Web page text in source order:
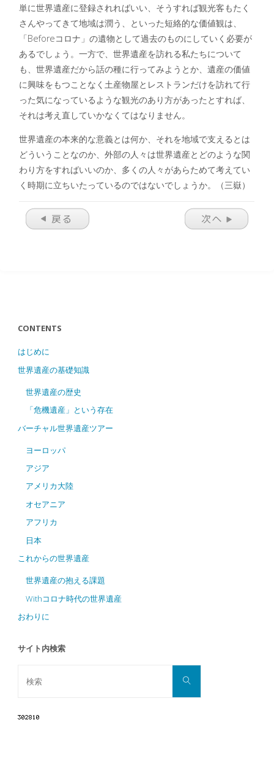
単に世界遺産に登録されればいい、そうすれば観光客もたく
さんやってきて地域は潤う、といった短絡的な価値観は、
「Beforeコロナ」の遺物として過去のものにしていく必要が
あるでしょう。一方で、世界遺産を訪れる私たちについて
も、世界遺産だから話の種に行ってみようとか、遺産の価値
に興味をもつことなく土産物屋とレストランだけを訪れて行
った気になっているような観光のあり方があったとすれば、
それは考え直していかなくてはなりません。
世界遺産の本来的な意義とは何か、それを地域で支えるとは
どういうことなのか、外部の人々は世界遺産とどのような関
わり方をすればいいのか、多くの人々があらためて考えてい
く時期に立ちいたっているのではないでしょうか。（三嶽）
CONTENTS
はじめに
世界遺産の基礎知識
世界遺産の歴史
「危機遺産」という存在
バーチャル世界遺産ツアー
ヨーロッパ
アジア
アメリカ大陸
オセアニア
アフリカ
日本
これからの世界遺産
世界遺産の抱える課題
Withコロナ時代の世界遺産
おわりに
サイト内検索
対
検